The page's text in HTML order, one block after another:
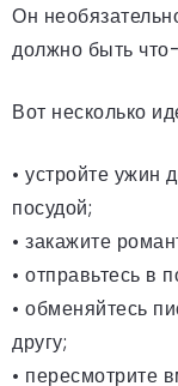
Он
должно быть
Вот несколько
• устройте ужин
посудой;
• закажите
• отправьтесь в
• обменяйтесь
другу;
• пересмотрите